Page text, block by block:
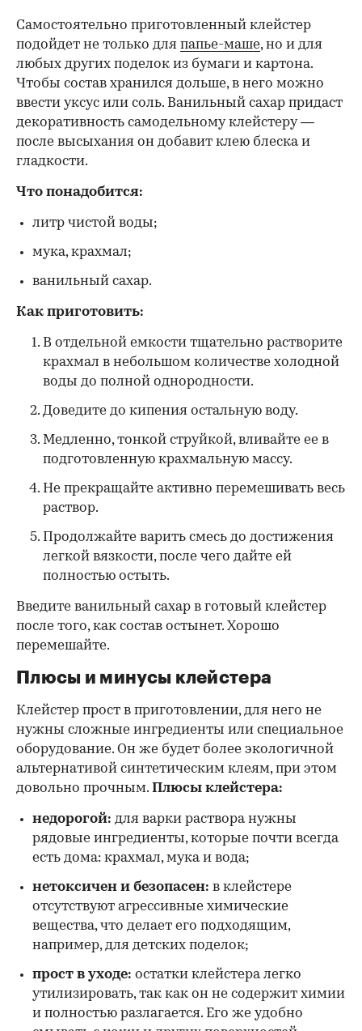
Самостоятельно приготовленный клейстер
подойдет не только для папье-маше, но и для
любых других поделок из бумаги и картона.
Чтобы состав хранился дольше, в него можно
ввести уксус или соль. Ванильный сахар придаст
декоративность самодельному клейстеру —
после высыхания он добавит клею блеска и
гладкости.
Что понадобится:
литр чистой воды;
мука, крахмал;
ванильный сахар.
Как приготовить:
В отдельной емкости тщательно растворите
крахмал в небольшом количестве холодной
воды до полной однородности.
Доведите до кипения остальную воду.
Медленно, тонкой струйкой, вливайте ее в
подготовленную крахмальную массу.
Не прекращайте активно перемешивать весь
раствор.
Продолжайте варить смесь до достижения
легкой вязкости, после чего дайте ей
полностью остыть.
Введите ванильный сахар в готовый клейстер
после того, как состав остынет. Хорошо
перемешайте.
Плюсы и минусы клейстера
Клейстер прост в приготовлении, для него не
нужны сложные ингредиенты или специальное
оборудование. Он же будет более экологичной
альтернативой синтетическим клеям, при этом
довольно прочным. Плюсы клейстера:
недорогой: для варки раствора нужны
рядовые ингредиенты, которые почти всегда
есть дома: крахмал, мука и вода;
нетоксичен и безопасен: в клейстере
отсутствуют агрессивные химические
вещества, что делает его подходящим,
например, для детских поделок;
прост в уходе: остатки клейстера легко
утилизировать, так как он не содержит химии
и полностью разлагается. Его же удобно